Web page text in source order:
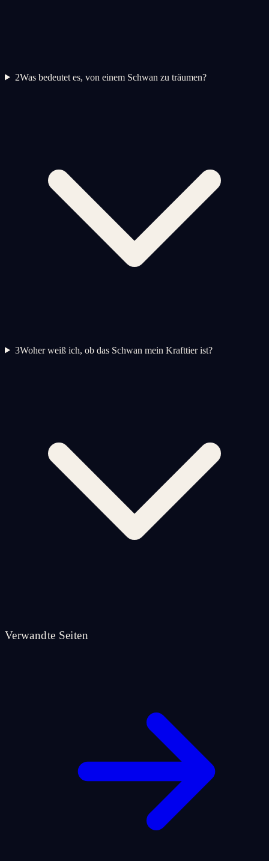
2Was bedeutet es, von einem Schwan zu träumen?
3Woher weiß ich, ob das Schwan mein Krafttier ist?
Verwandte Seiten